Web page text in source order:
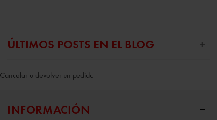
ÚLTIMOS POSTS EN EL BLOG
Cancelar o devolver un pedido
INFORMACIÓN